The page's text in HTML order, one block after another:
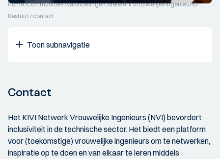
Home Communities Vakafdelingen Netwerk Vrouwelijke Ingenieurs
Bestuur / contact
Toon subnavigatie
Contact
Het KIVI Netwerk Vrouwelijke Ingenieurs (NVI) bevordert
inclusiviteit in de technische sector. Het biedt een platform
voor (toekomstige) vrouwelijke ingenieurs om te netwerken,
inspiratie op te doen en van elkaar te leren middels